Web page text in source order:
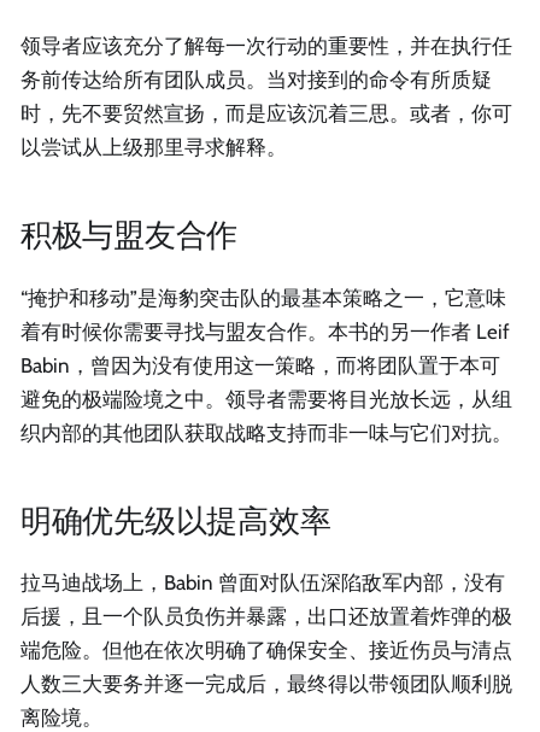
领导者应该充分了解每一次行动的重要性，并在执行任
务前传达给所有团队成员。当对接到的命令有所质疑
时，先不要贸然宣扬，而是应该沉着三思。或者，你可
以尝试从上级那里寻求解释。
积极与盟友合作
“掩护和移动”是海豹突击队的最基本策略之一，它意味
着有时候你需要寻找与盟友合作。本书的另一作者 Leif
Babin，曾因为没有使用这一策略，而将团队置于本可
避免的极端险境之中。领导者需要将目光放长远，从组
织内部的其他团队获取战略支持而非一味与它们对抗。
明确优先级以提高效率
拉马迪战场上，Babin 曾面对队伍深陷敌军内部，没有
后援，且一个队员负伤并暴露，出口还放置着炸弹的极
端危险。但他在依次明确了确保安全、接近伤员与清点
人数三大要务并逐一完成后，最终得以带领团队顺利脱
离险境。